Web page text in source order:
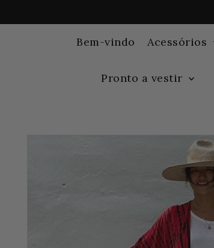
Bem-vindo Acessórios
Pronto a vestir